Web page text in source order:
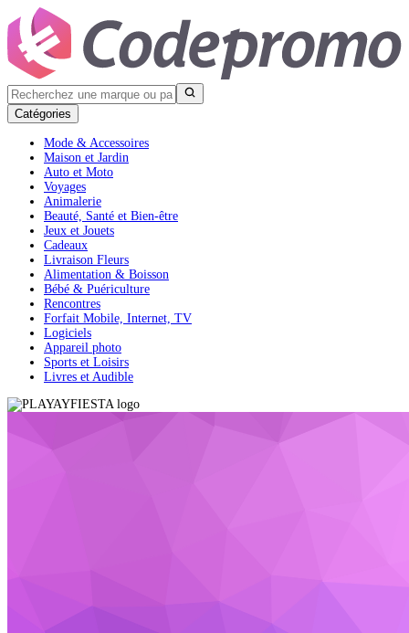
Catégories
Mode & Accessoires
Maison et Jardin
Auto et Moto
Voyages
Animalerie
Beauté, Santé et Bien-être
Jeux et Jouets
Cadeaux
Livraison Fleurs
Alimentation & Boisson
Bébé & Puériculture
Rencontres
Forfait Mobile, Internet, TV
Logiciels
Appareil photo
Sports et Loisirs
Livres et Audible